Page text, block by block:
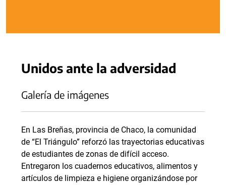
Unidos ante la adversidad
Galería de imágenes
En Las Breñas, provincia de Chaco, la comunidad
de “El Triángulo” reforzó las trayectorias educativas
de estudiantes de zonas de difícil acceso.
Entregaron los cuadernos educativos, alimentos y
artículos de limpieza e higiene organizándose por